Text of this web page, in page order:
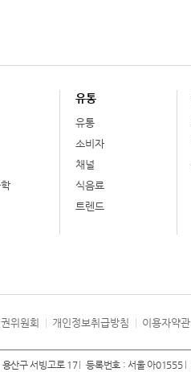
유통
유통
소비자
채널
식음료
트렌드
위원회 개인정보취급방침 이용자약관
산구 서빙고로 17 등록번호 : 서울 아01555